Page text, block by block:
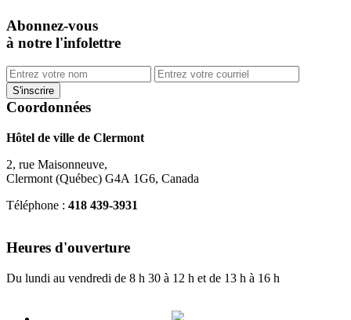
Abonnez-vous
à notre l'infolettre
Coordonnées
Hôtel de ville de Clermont
2, rue Maisonneuve,
Clermont (Québec) G4A 1G6, Canada
Téléphone : 418 439-3931
Heures d'ouverture
Du lundi au vendredi de 8 h 30 à 12 h et de 13 h à 16 h